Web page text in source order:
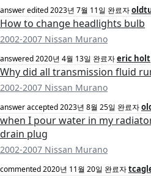
answer edited2023년 7월 11일 완료자
How to change headlights bulb
2002-2007 Nissan Murano
answered2020년 4월 13일 완료자eric holt
Why did all transmission fluid
2002-2007 Nissan Murano
answer accepted2023년 8월 25일 완료자
when I pour water in my
drain plug
2002-2007 Nissan Murano
commented2020년 11월 20일 완료자